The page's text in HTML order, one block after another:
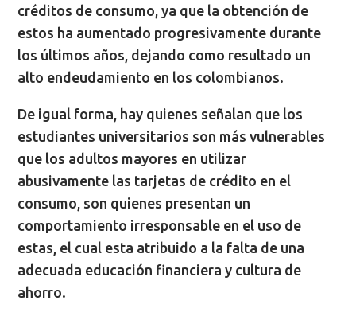
créditos de consumo, ya que la obtención de
estos ha aumentado progresivamente durante
los últimos años, dejando como resultado un
alto endeudamiento en los colombianos.
De igual forma, hay quienes señalan que los
estudiantes universitarios son más vulnerables
que los adultos mayores en utilizar
abusivamente las tarjetas de crédito en el
consumo, son quienes presentan un
comportamiento irresponsable en el uso de
estas, el cual esta atribuido a la falta de una
adecuada educación financiera y cultura de
ahorro.